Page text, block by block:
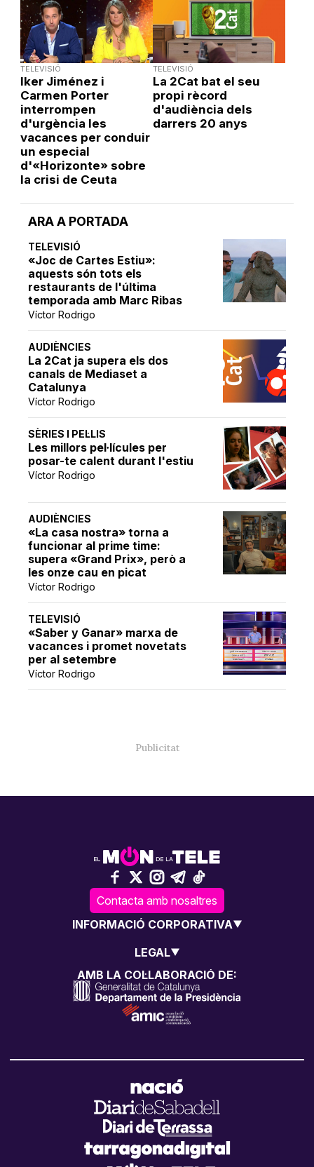
ARA A PORTADA
TELEVISIÓ
«Joc de Cartes Estiu»:
aquests són tots els
restaurants de l'última
temporada amb Marc Ribas
Víctor Rodrigo
AUDIÈNCIES
La 2Cat ja supera els dos
canals de Mediaset a
Catalunya
Víctor Rodrigo
SÈRIES I PEL·LIS
Les millors pel·lícules per
posar-te calent durant l'estiu
Víctor Rodrigo
AUDIÈNCIES
«La casa nostra» torna a
funcionar al prime time:
supera «Grand Prix», però a
les onze cau en picat
Víctor Rodrigo
TELEVISIÓ
«Saber y Ganar» marxa de
vacances i promet novetats
per al setembre
Víctor Rodrigo
TELEVISIÓ
Iker Jiménez i
Carmen Porter
interrompen
d'urgència les
vacances per conduir
un especial
d'«Horizonte» sobre
la crisi de Ceuta
TELEVISIÓ
La 2Cat bat el seu
propi rècord
d'audiència dels
darrers 20 anys
Contacta amb nosaltres
INFORMACIÓ CORPORATIVA
LEGAL
AMB LA COL·LABORACIÓ DE: